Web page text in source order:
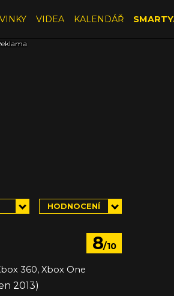
VIDEA KALENDÁŘ
HODNOCENÍ
8/10
360, Xbox One
2013)